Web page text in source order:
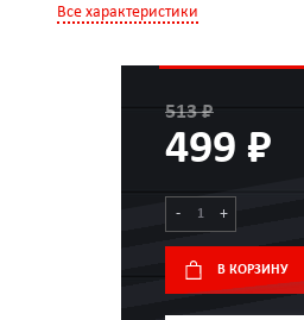
Все характеристики
513 ₽
499 ₽
- +
В КОРЗИНУ